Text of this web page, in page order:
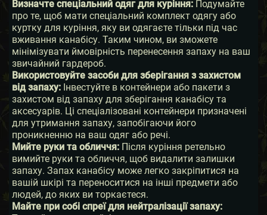
Визначте спеціальний одяг для куріння: Подумайте
про те, щоб мати спеціальний комплект одягу або
куртку для куріння, яку ви одягаєте тільки під час
вживання канабісу. Таким чином, ви зможете
мінімізувати ймовірність перенесення запаху на ваш
звичайний гардероб.
Використовуйте засоби для зберігання з захистом
від запаху: Інвестуйте в контейнери або пакети з
захистом від запаху для зберігання канабісу та
аксесуарів. Ці спеціалізовані контейнери призначені
для утримання запаху, запобігаючи його
проникненню на ваш одяг або речі.
Мийте руки та обличчя: Після куріння ретельно
вимийте руки та обличчя, щоб видалити залишки
запаху. Запах канабісу може легко закріпитися на
вашій шкірі та переноситися на інші предмети або
людей, до яких ви торкаєтеся.
Майте при собі спреї для нейтралізації запаху: